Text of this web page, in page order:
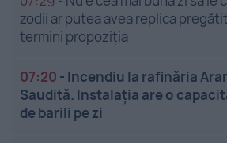
zodii ar putea avea replica
termini propoziția
07:20 - Incendiu la rafinăria
Saudită. Instalația are o
de barili pe zi